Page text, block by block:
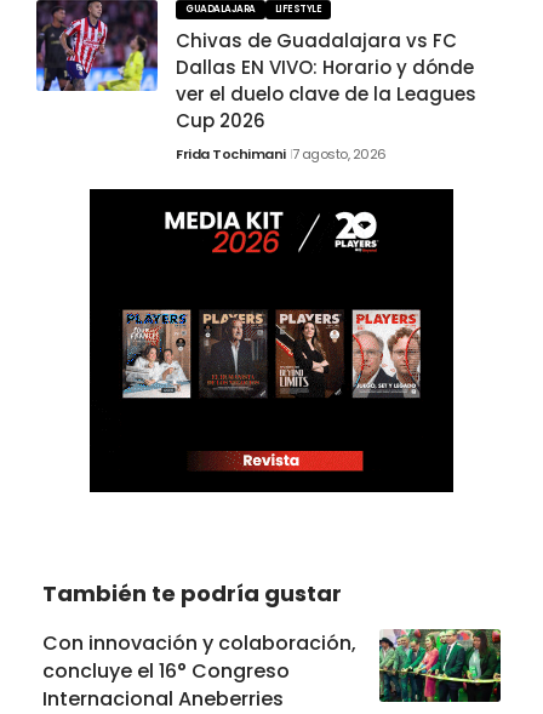
GUADALAJARA LIFESTYLE
Chivas de Guadalajara vs FC
Dallas EN VIVO: Horario y dónde
ver el duelo clave de la Leagues
Cup 2026
Frida Tochimani 7 agosto, 2026
También te podría gustar
Con innovación y colaboración,
concluye el 16° Congreso
Internacional Aneberries